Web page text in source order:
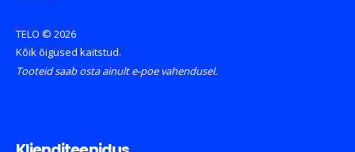
TELO © 2026
Kõik õigused kaitstud.
Tooteid saab osta ainult e-poe vahendusel.